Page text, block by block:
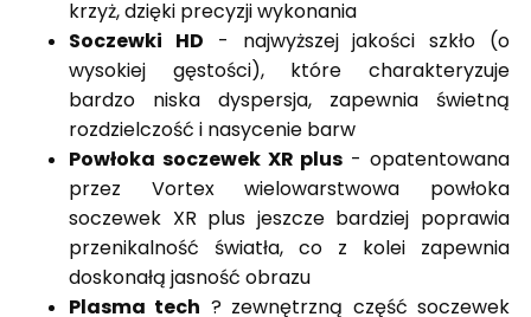
krzyż, dzięki precyzji wykonania
Soczewki HD - najwyższej jakości szkło (o
wysokiej gęstości), które charakteryzuje
bardzo niska dyspersja, zapewnia świetną
rozdzielczość i nasycenie barw
Powłoka soczewek XR plus - opatentowana
przez Vortex wielowarstwowa powłoka
soczewek XR plus jeszcze bardziej poprawia
przenikalność światła, co z kolei zapewnia
doskonałą jasność obrazu
Plasma tech ? zewnętrzną część soczewek